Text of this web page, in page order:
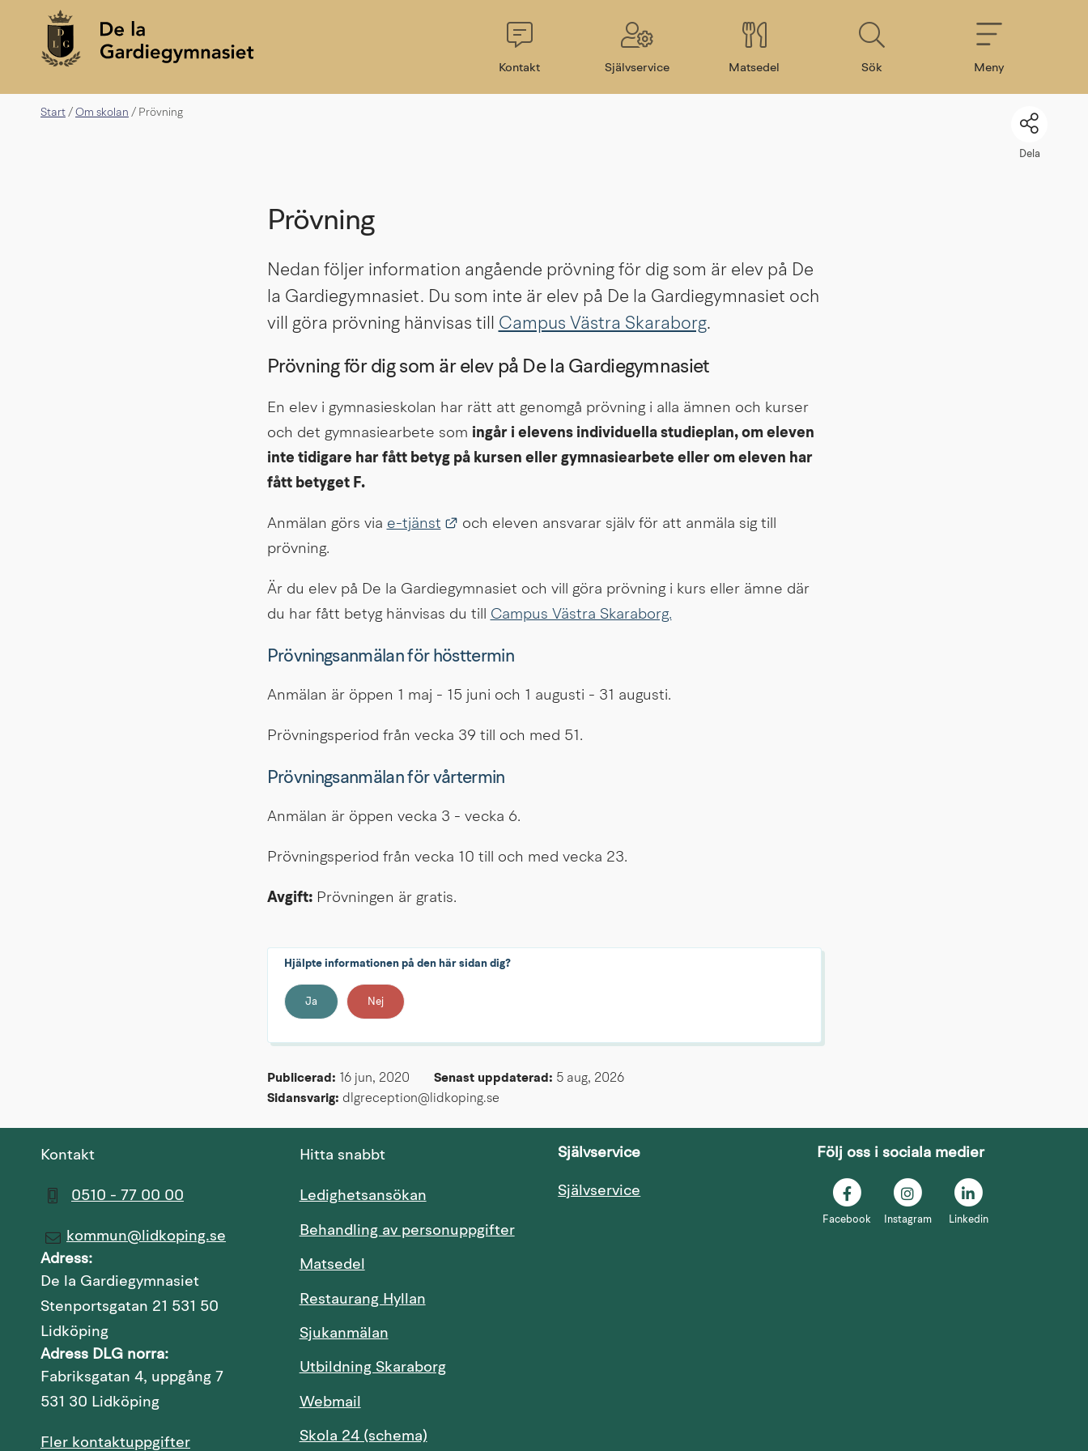
Kontakt Självservice Matsedel Sök Meny
Start / Om skolan / Prövning
Dela
Prövning
Nedan följer information angående prövning för dig som är elev på De
la Gardiegymnasiet. Du som inte är elev på De la Gardiegymnasiet och
vill göra prövning hänvisas till Campus Västra Skaraborg.
Prövning för dig som är elev på De la Gardiegymnasiet
En elev i gymnasieskolan har rätt att genomgå prövning i alla ämnen och kurser
och det gymnasiearbete som ingår i elevens individuella studieplan, om eleven
inte tidigare har fått betyg på kursen eller gymnasiearbete eller om eleven har
fått betyget F.
Anmälan görs via e-tjänst Länk till annan webbplats.
och eleven ansvarar själv för att anmäla sig till
prövning.
Är du elev på De la Gardiegymnasiet och vill göra prövning i kurs eller ämne där
du har fått betyg hänvisas du till Campus Västra Skaraborg.
Prövningsanmälan för hösttermin
Anmälan är öppen 1 maj - 15 juni och 1 augusti - 31 augusti.
Prövningsperiod från vecka 39 till och med 51.
Prövningsanmälan för vårtermin
Anmälan är öppen vecka 3 - vecka 6.
Prövningsperiod från vecka 10 till och med vecka 23.
Avgift: Prövningen är gratis.
Hjälpte informationen på den här sidan dig?
Ja Nej
Publicerad: 16 jun, 2020 Senast uppdaterad: 5 aug, 2026
Sidansvarig: dlgreception@lidkoping.se
Kontakt
0510 - 77 00 00
kommun@lidkoping.se
Adress:
De la Gardiegymnasiet
Stenportsgatan 21 531 50
Lidköping
Adress DLG norra:
Fabriksgatan 4, uppgång 7
531 30 Lidköping
Fler kontaktuppgifter
Hitta snabbt
LedighetsansökanLänk till annan webbplats.
Behandling av personuppgifter
Matsedel
Restaurang Hyllan
Sjukanmälan
Utbildning SkaraborgLänk till annan webbplats.
Webmail
Skola 24 (schema)Länk till annan webbplats, öppnas i nytt fönster.
Självservice
Självservice
Följ oss i sociala medier
Facebook Instagram Linkedin